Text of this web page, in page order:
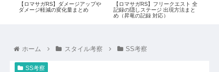
【ロマサガRS】ダメージアップや
ダメージ軽減の変化量まとめ
【ロマサガRS】フリークエスト 全
記録の隠しステージ 出現方法まと
め（昇竜の記録 対応）
ホーム スタイル考察 SS考察
SS考察